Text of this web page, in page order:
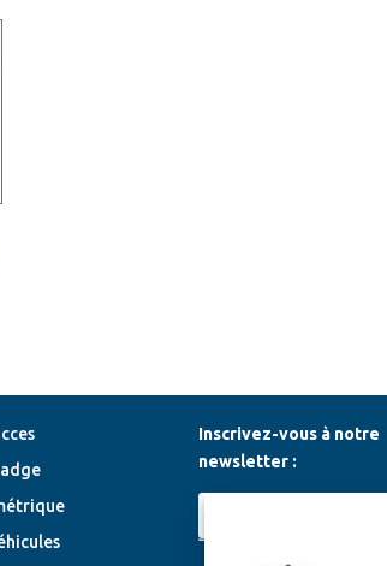
Inscrivez-vous à notre
newsletter :